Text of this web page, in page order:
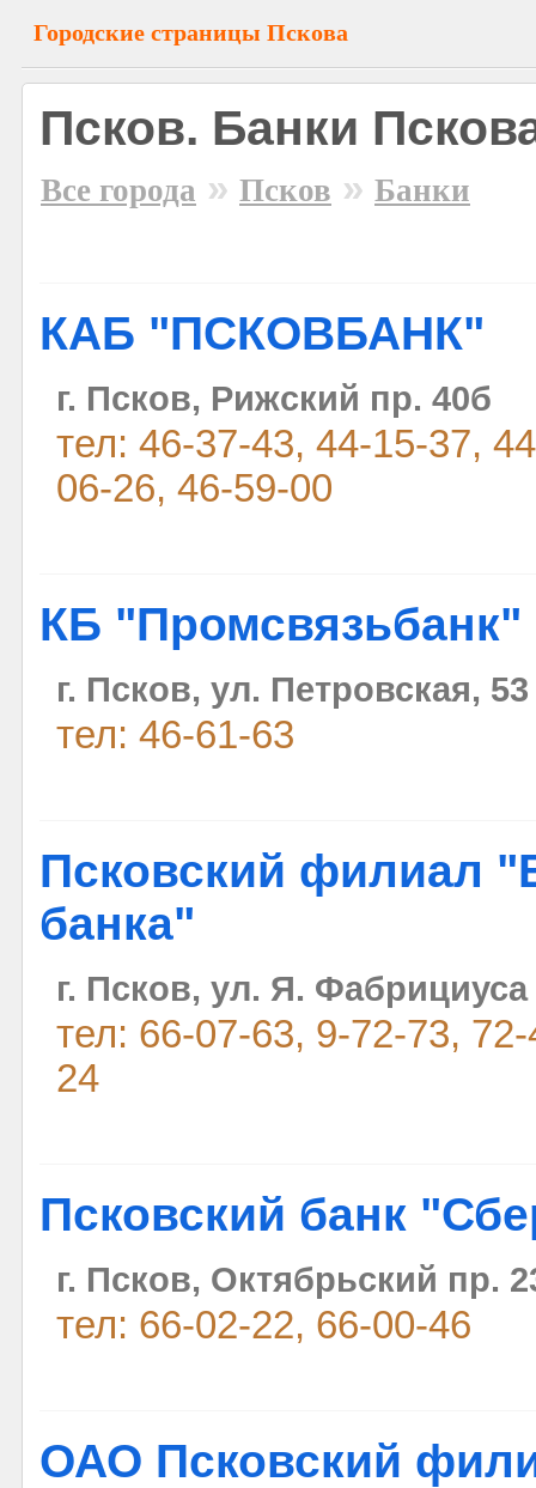
Городские страницы Пскова
Псков. Банки
Все города » Псков » Банки
КАБ "ПСКОВБАНК"
г. Псков, Рижский пр. 40б
тел: 46-37-43, 44-15-37,
06-26, 46-59-00
КБ "Промсвязьбанк"
г. Псков, ул. Петровская, 53
тел: 46-61-63
Псковский филиал
банка"
г. Псков, ул. Я. Фабрициуса
тел: 66-07-63, 9-72-73,
24
Псковский банк
г. Псков, Октябрьский пр.
тел: 66-02-22, 66-00-46
ОАО Псковский